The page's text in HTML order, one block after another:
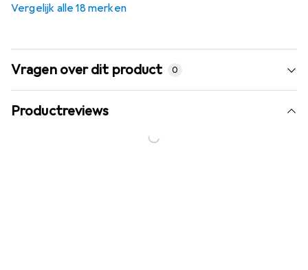
Vergelijk alle 18 merken
Vragen over dit product 0
Productreviews